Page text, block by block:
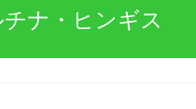
ナ・ヒンギス